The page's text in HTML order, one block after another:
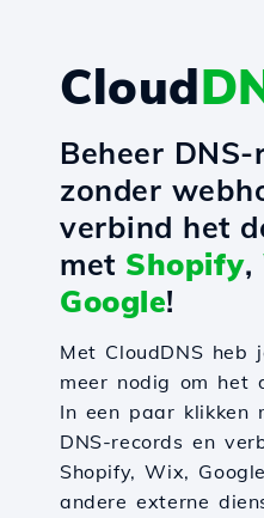
Cloud
Beheer
zonder
verbind het
met Shopify,
Google!
Met CloudDNS heb
meer nodig om het
In een paar klikken
DNS-records en
Shopify, Wix,
andere externe